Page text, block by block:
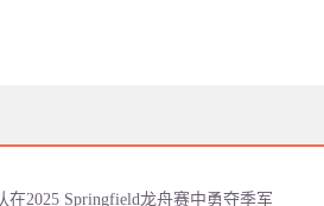
2025 Springfield龙舟赛中勇夺季军